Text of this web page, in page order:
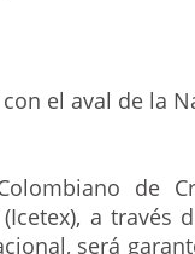
el aval de la
de
a través
será